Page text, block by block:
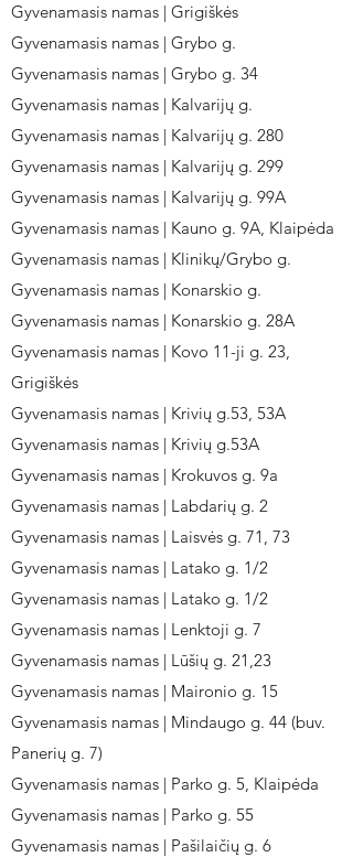
Gyvenamasis namas | Grigiškės
Gyvenamasis namas | Grybo g.
Gyvenamasis namas | Grybo g. 34
Gyvenamasis namas | Kalvarijų g.
Gyvenamasis namas | Kalvarijų g. 280
Gyvenamasis namas | Kalvarijų g. 299
Gyvenamasis namas | Kalvarijų g. 99A
Gyvenamasis namas | Kauno g. 9A, Klaipėda
Gyvenamasis namas | Klinikų/Grybo g.
Gyvenamasis namas | Konarskio g.
Gyvenamasis namas | Konarskio g. 28A
Gyvenamasis namas | Kovo 11-ji g. 23,
Grigiškės
Gyvenamasis namas | Krivių g.53, 53A
Gyvenamasis namas | Krivių g.53A
Gyvenamasis namas | Krokuvos g. 9a
Gyvenamasis namas | Labdarių g. 2
Gyvenamasis namas | Laisvės g. 71, 73
Gyvenamasis namas | Latako g. 1/2
Gyvenamasis namas | Latako g. 1/2
Gyvenamasis namas | Lenktoji g. 7
Gyvenamasis namas | Lūšių g. 21,23
Gyvenamasis namas | Maironio g. 15
Gyvenamasis namas | Mindaugo g. 44 (buv.
Panerių g. 7)
Gyvenamasis namas | Parko g. 5, Klaipėda
Gyvenamasis namas | Parko g. 55
Gyvenamasis namas | Pašilaičių g. 6